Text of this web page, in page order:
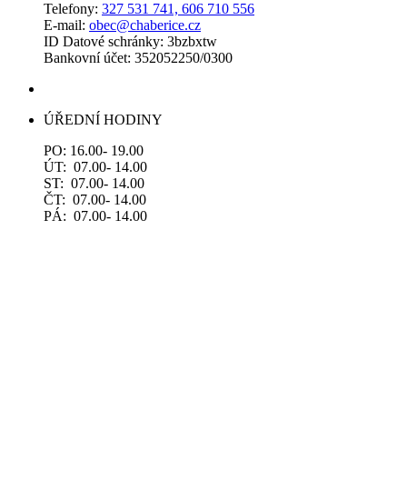
Telefony: 327 531 741, 606 710 556
E-mail: obec@chaberice.cz
ID Datové schránky: 3bzbxtw
Bankovní účet: 352052250/0300
ÚŘEDNÍ HODINY
PO: 16.00- 19.00
ÚT: 07.00- 14.00
ST: 07.00- 14.00
ČT: 07.00- 14.00
PÁ: 07.00- 14.00